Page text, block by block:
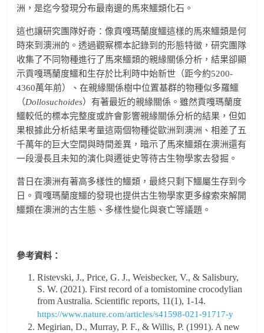
洲，是迄今發現分布最南邊的馬來鱷類化石。
這也讓研究團隊好奇：像貢嘎瑪蘭度鱷這樣的馬來鱷類是何
時來到澳洲的。透過觀察標本記錄到的形態特徵，研究團隊
收集了不同物種進行了馬來鱷類的親緣關係分析，結果卻顯
示貢嘎瑪蘭度鱷和生存於比利時中始新世（距今約5200-
4360萬年前）、在親緣關係樹中位置基群的物種似多羅鱷
（Dollosuchoides）有著最近的親緣關係。雖然貢嘎瑪蘭度
鱷較低的標本完整度或許會影響親緣關係分析的結果，但如
果根據此分析結果考量這兩個物種從歐洲到澳洲、相差了五
千萬年的巨大空間與時間差異，暗示了馬來鱷類在澳洲還有
一段漫長且未知的演化與遷徙史等待古生物學家去發掘。
昔日在澳洲有著高多樣性的鱷類，最終只剩下鱷屬生存到今
日。貢嘎瑪蘭度鱷的發現也提供古生物學家更多線索來解開
鱷類在澳洲的古生態、多樣性變化與衰亡等議題。
參考資料：
Ristevski, J., Price, G. J., Weisbecker, V., & Salisbury,
S. W. (2021). First record of a tomistomine crocodylian
from Australia. Scientific reports, 11(1), 1-14.
https://www.nature.com/articles/s41598-021-91717-y
Megirian, D., Murray, P. F., & Willis, P. (1991). A new